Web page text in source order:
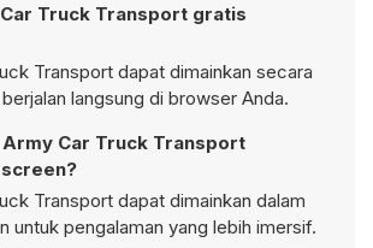
Truck Transport gratis
Transport dapat dimainkan secara
langsung di browser Anda.
Army Car Truck Transport
Transport dapat dimainkan dalam
untuk pengalaman yang lebih imersif.